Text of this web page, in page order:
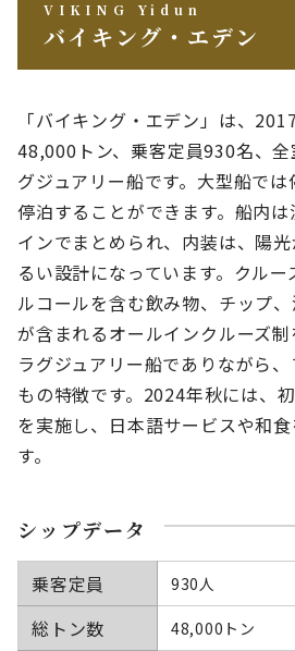
VIKING Yidun
バイキング・エデン
「バイキング・エデン」は、
48,000トン、乗客定員930名、
グジュアリー船です。大型船で
停泊することができます。 船内は
インでまとめられ、 内装は、陽
るい設計になっています。 クル
ルコールを含む飲み物、チップ
が含まれるオールインクルーズ制
ラグジュアリー船でありながら
もの特徴です。2024年秋には、
を実施し、日本語サービスや和
す。
シップデータ
乗客定員 930人
総トン数 48,000トン